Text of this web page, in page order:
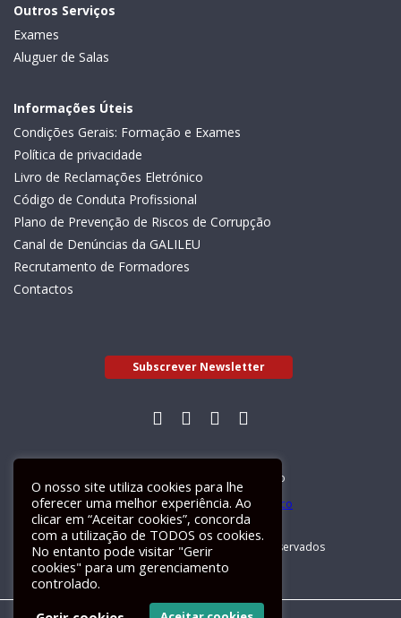
Outros Serviços
Exames
Aluguer de Salas
Informações Úteis
Condições Gerais: Formação e Exames
Política de privacidade
Livro de Reclamações Eletrónico
Código de Conduta Profissional
Plano de Prevenção de Riscos de Corrupção
Canal de Denúncias da GALILEU
Recrutamento de Formadores
Contactos
Subscrever Newsletter
Livro de Reclamações Electrónico
GALILEU 2026 © Todos os direitos reservados
O nosso site utiliza cookies para lhe
oferecer uma melhor experiência. Ao
clicar em “Aceitar cookies”, concorda
com a utilização de TODOS os cookies.
No entanto pode visitar "Gerir
cookies" para um gerenciamento
controlado.